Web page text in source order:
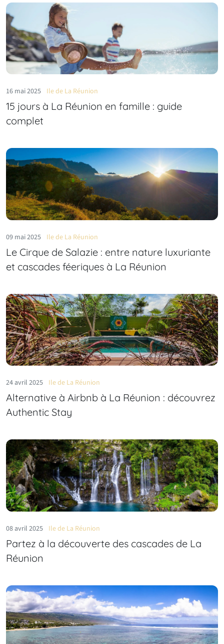
16 mai 2025 Ile de La Réunion
15 jours à La Réunion en famille​ : guide
complet
09 mai 2025 Ile de La Réunion
Le Cirque de Salazie : entre nature luxuriante
et cascades féeriques à La Réunion
24 avril 2025 Ile de La Réunion
Alternative à Airbnb à La Réunion : découvrez
Authentic Stay
08 avril 2025 Ile de La Réunion
Partez à la découverte des cascades de La
Réunion